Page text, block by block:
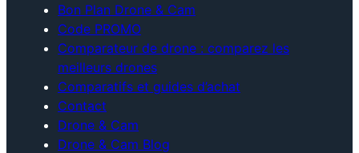
Bon Plan Drone & Cam
Code PROMO
Comparateur de drone : comparez les
meilleurs drones
Comparatifs et guides d’achat
Contact
Drone & Cam
Drone & Cam Blog